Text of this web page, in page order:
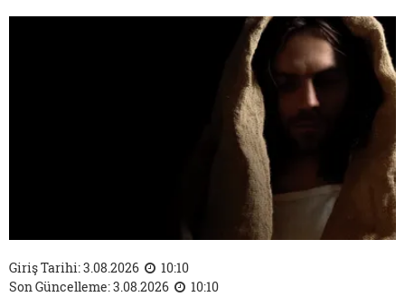
Giriş Tarihi: 3.08.2026
10:10
Son Güncelleme: 3.08.2026
10:10